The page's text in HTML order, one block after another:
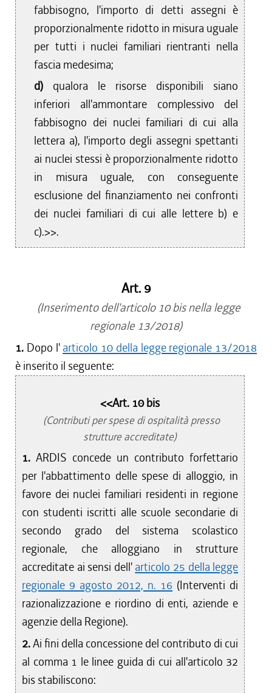
fabbisogno, l'importo di detti assegni è
proporzionalmente ridotto in misura uguale
per tutti i nuclei familiari rientranti nella
fascia medesima;
d) qualora le risorse disponibili siano
inferiori all'ammontare complessivo del
fabbisogno dei nuclei familiari di cui alla
lettera a), l'importo degli assegni spettanti
ai nuclei stessi è proporzionalmente ridotto
in misura uguale, con conseguente
esclusione del finanziamento nei confronti
dei nuclei familiari di cui alle lettere b) e
c).>>.
Art. 9
(Inserimento dell'articolo 10 bis nella legge
regionale 13/2018)
1. Dopo l' articolo 10 della legge regionale 13/2018
è inserito il seguente:
<<Art. 10 bis
(Contributi per spese di ospitalità presso
strutture accreditate)
1.ARDIS concede un contributo forfettario
per l'abbattimento delle spese di alloggio, in
favore dei nuclei familiari residenti in regione
con studenti iscritti alle scuole secondarie di
secondo grado del sistema scolastico
regionale, che alloggiano in strutture
accreditate ai sensi dell' articolo 25 della legge
regionale 9 agosto 2012, n. 16 (Interventi di
razionalizzazione e riordino di enti, aziende e
agenzie della Regione).
2.Ai fini della concessione del contributo di cui
al comma 1 le linee guida di cui all'articolo 32
bis stabiliscono: